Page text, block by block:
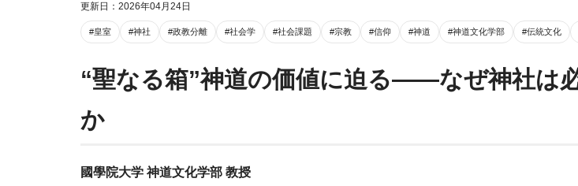
更新日：2026年04月24日
#皇室 #神社 #政教分離 #社会学 #社会課題 #宗教 #信仰 #神道 #神道文化学部 #伝統文化
“聖なる箱”神道の価値に迫る――なぜ神社は
か
國學院大学 神道文化学部 教授